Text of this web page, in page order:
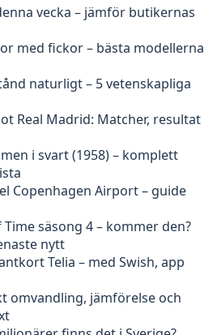
vecka – jämför butikernas
med fickor – bästa modellerna
naturligt – 5 vetenskapliga
Real Madrid: Matcher, resultat
i svart (1958) – komplett
Copenhagen Airport – guide
Time säsong 4 – kommer den?
nytt
Telia – med Swish, app
omvandling, jämförelse och